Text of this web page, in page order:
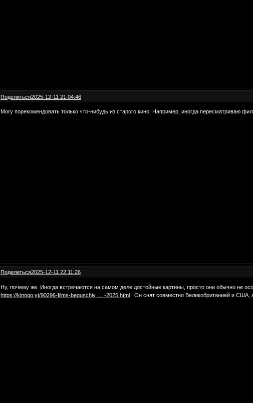
Поделиться2025-12-11 21:04:46
Могу порекомендовать только что-нибудь из старого кино. Например, иногда пересматриваю
Поделиться2025-12-11 22:11:26
Ну, почему же. Иногда встречаются на самом деле достойные картины, просто они обычно не
https://kinogo.yt/90296-films-beguschiy … -2025.html . Он снят совместно Великобританией и США,